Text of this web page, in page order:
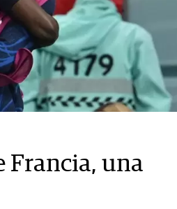
Francia, una